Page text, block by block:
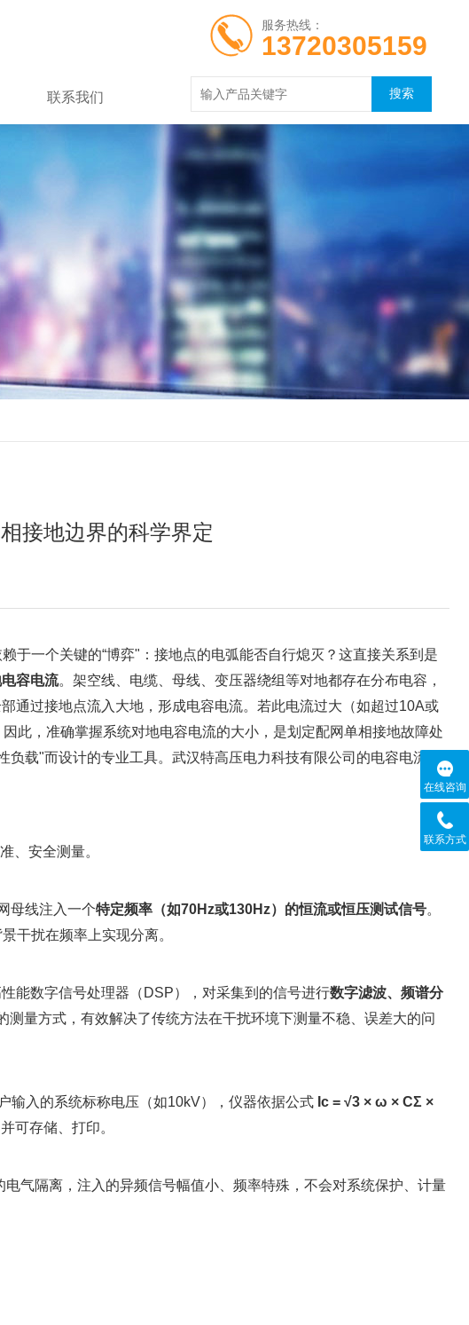
服务热线：
13720305159
联系我们
接地边界的科学界定
于一个关键的“博弈"：接地点的电弧能否自行熄灭？这直接关系到是
容电流‌。架空线、电缆、母线、变压器绕组等对地都存在分布电容，
通过接地点流入大地，形成电容电流。若此电流过大（如超过10A或
此，准确掌握系统对地电容电流的大小，是划定配网单相接地故障处
负载"而设计的专业工具。武汉特高压电力科技有限公司的电容电流测
、安全测量。
母线注入一个‌特定频率（如70Hz或130Hz）的恒流或恒压测试信号‌。
干扰在频率上实现分离。
能数字信号处理器（DSP），对采集到的信号进行‌数字滤波、频谱分
量方式，有效解决了传统方法在干扰环境下测量不稳、误差大的问
输入的系统标称电压（如10kV），仪器依据公式
Ic = √3 × ω × CΣ ×
可存储、打印。
气隔离，注入的异频信号幅值小、频率特殊，不会对系统保护、计量
在线咨询
联系方式